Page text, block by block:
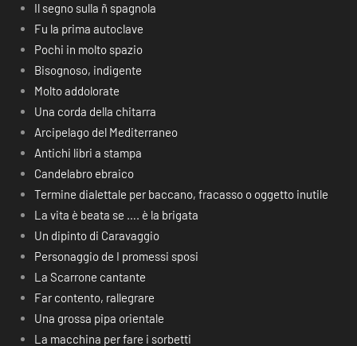
Il segno sulla ñ spagnola
Fu la prima autoclave
Pochi in molto spazio
Bisognoso, indigente
Molto addolorate
Una corda della chitarra
Arcipelago del Mediterraneo
Antichi libri a stampa
Candelabro ebraico
Termine dialettale per baccano, fracasso o oggetto inutile
La vita è beata se …. è la brigata
Un dipinto di Caravaggio
Personaggio de I promessi sposi
La Scarrone cantante
Far contento, rallegrare
Una grossa pipa orientale
La macchina per fare i sorbetti